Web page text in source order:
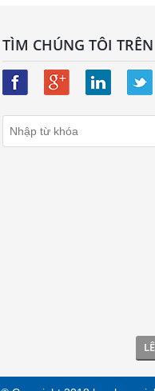
TÌM CHÚNG TÔI TRÊN